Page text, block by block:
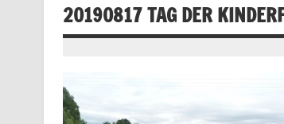
20190817 TAG DER